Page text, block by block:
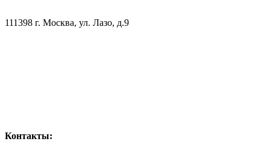
111398 г. Москва, ул. Лазо, д.9
Контакты: